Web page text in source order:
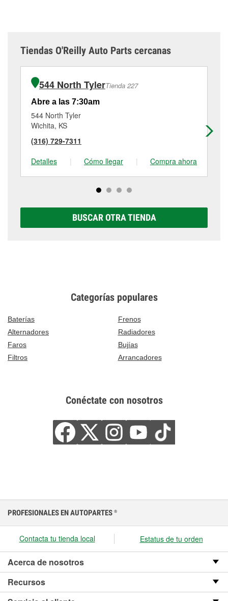
Tiendas O'Reilly Auto Parts cercanas
544 North TylerTienda 227
Abre a las 7:30am
544 North Tyler
Wichita, KS
(316) 729-7311
Detalles
| Cómo llegar | Compra ahora
BUSCAR OTRA TIENDA
Categorías populares
Baterías
Frenos
Alternadores
Radiadores
Faros
Bujías
Filtros
Arrancadores
Conéctate con nosotros
PROFESIONALES EN AUTOPARTES ®
Contacta tu tienda local Estatus de tu orden
Acerca de nosotros
Recursos